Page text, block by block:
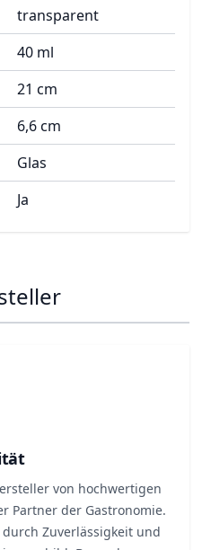
transparent
40 ml
21 cm
6,6 cm
Glas
Ja
von hochwertigen
Partner der Gastronomie.
Zuverlässigkeit und